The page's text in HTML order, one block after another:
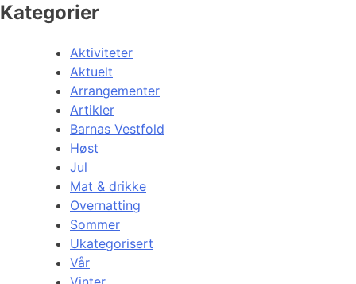
Kategorier
Aktiviteter
Aktuelt
Arrangementer
Artikler
Barnas Vestfold
Høst
Jul
Mat & drikke
Overnatting
Sommer
Ukategorisert
Vår